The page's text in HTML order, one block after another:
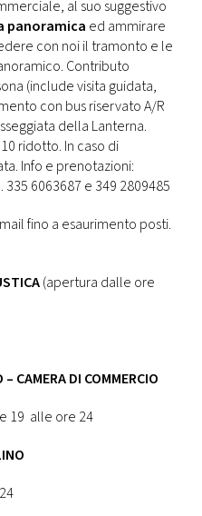
al suo suggestivo
panoramica ed ammirare
con noi il tramonto e le
Contributo
(include visita guidata,
con bus riservato A/R
della Lanterna.
ridotto. In caso di
Info e prenotazioni:
6063687 e 349 2809485
fino a esaurimento posti.
(apertura dalle ore
CAMERA DI COMMERCIO
19 alle ore 24